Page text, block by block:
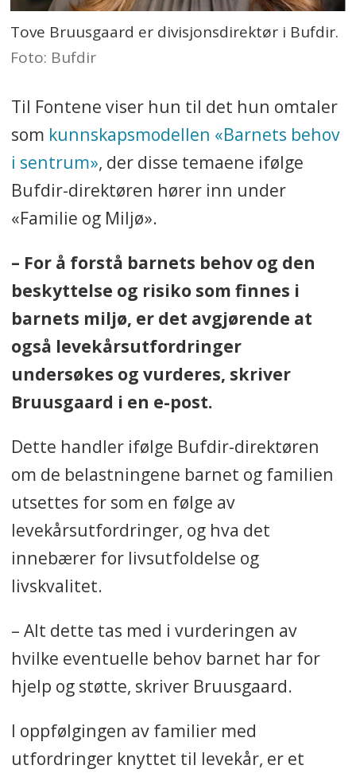
Tove Bruusgaard er divisjonsdirektør i Bufdir.
Foto: Bufdir
Til Fontene viser hun til det hun omtaler
som kunnskapsmodellen «Barnets behov
i sentrum», der disse temaene ifølge
Bufdir-direktøren hører inn under
«Familie og Miljø».
– For å forstå barnets behov og den
beskyttelse og risiko som finnes i
barnets miljø, er det avgjørende at
også levekårsutfordringer
undersøkes og vurderes, skriver
Bruusgaard i en e-post.
Dette handler ifølge Bufdir-direktøren
om de belastningene barnet og familien
utsettes for som en følge av
levekårsutfordringer, og hva det
innebærer for livsutfoldelse og
livskvalitet.
– Alt dette tas med i vurderingen av
hvilke eventuelle behov barnet har for
hjelp og støtte, skriver Bruusgaard.
I oppfølgingen av familier med
utfordringer knyttet til levekår, er et